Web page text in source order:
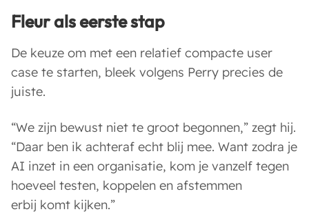
Fleur als eerste stap
De keuze om met een relatief compacte user
case te starten, bleek volgens Perry precies de
juiste.
“We zijn bewust niet te groot begonnen,” zegt hij.
“Daar ben ik achteraf echt blij mee. Want zodra je
AI inzet in een organisatie, kom je vanzelf tegen
hoeveel testen, koppelen en afstemmen
erbij komt kijken.”